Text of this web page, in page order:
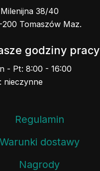
38/40
Tomaszów Maz.
godziny pracy
- Pt: 8:00 - 16:00
nieczynne
Regulamin
Warunki dostawy
Nagrody